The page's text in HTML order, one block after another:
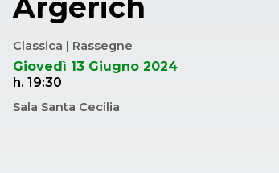
Classica | Rassegne
Giovedì 13 Giugno 2024
h. 19:30
Sala Santa Cecilia